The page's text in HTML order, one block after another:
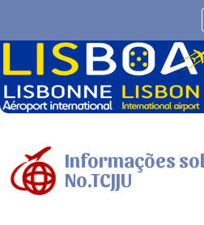
Informações
No.TCJJU